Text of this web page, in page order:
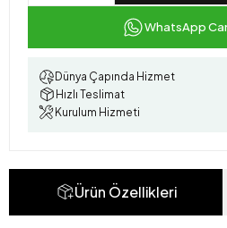
WhatsApp
Dünya Çapında Hizmet
Hızlı Teslimat
Kurulum Hizmeti
Ürün Özellikleri